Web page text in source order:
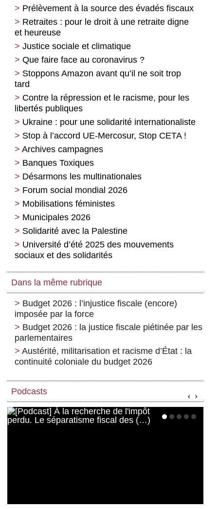
Prélèvement à la source des évadés fiscaux
Retraites : pour le droit à une retraite digne
et heureuse
Justice sociale et climatique
Que faire face au coronavirus ?
Stoppons Amazon avant qu’il ne soit trop
tard
Contre la répression et le racisme, pour les
libertés publiques
Ukraine : pour une solidarité internationaliste
Stop à l’accord UE-Mercosur, Stop CETA !
Archives campagnes
Banques Toxiques
Désarmons les multinationales
Forum social mondial 2026
Mobilisations féministes
Municipales 2026
Solidarité avec la Palestine
Université d’été 2025 des mouvements
sociaux et des solidarités
Dans la même rubrique
Budget 2026 : l’injustice fiscale (encore)
imposée par la force
Budget 2026 : la justice fiscale piétinée par les
parlementaires
Austérité, militarisation et racisme d’État : la
continuité coloniale du budget 2026
Podcasts ‹ ›